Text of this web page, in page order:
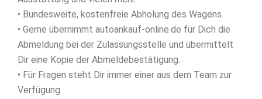
• Bundesweite, kostenfreie Abholung des Wagens.
• Gerne übernimmt autoankauf-online.de für Dich die
Abmeldung bei der Zulassungsstelle und übermittelt
Dir eine Kopie der Abmeldebestätigung.
• Für Fragen steht Dir immer einer aus dem Team zur
Verfügung.